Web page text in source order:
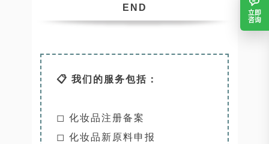
END
📋 我们的服务包括：
◻ 化妆品注册备案
◻ 化妆品新原料申报
立即
咨询